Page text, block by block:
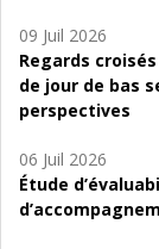
09 Juil 2026
Regards
de jour de bas
perspectives
06 Juil 2026
Étude